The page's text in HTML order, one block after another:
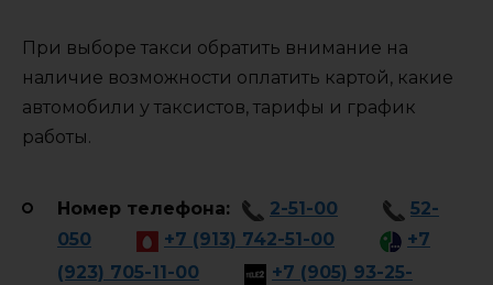
При выборе такси обратить внимание на
наличие возможности оплатить картой, какие
автомобили у таксистов, тарифы и график
работы.
Номер телефона: 2-51-00
52-
050
+7 (913) 742-51-00
+7
(923) 705-11-00
+7 (905) 93-25-